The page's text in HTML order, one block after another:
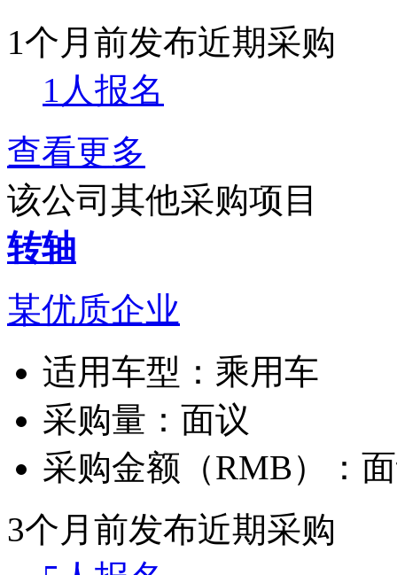
1个月前发布近期采购
1人报名
查看更多
该公司其他采购项目
转轴
某优质企业
适用车型： 乘用车
采购量： 面议
采购金额（RMB）：
3个月前发布近期采购